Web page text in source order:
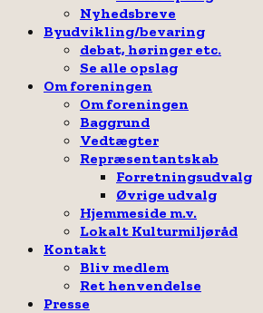
Nyhedsbreve
Byudvikling/bevaring
debat, høringer etc.
Se alle opslag
Om foreningen
Om foreningen
Baggrund
Vedtægter
Repræsentantskab
Forretningsudvalg
Øvrige udvalg
Hjemmeside m.v.
Lokalt Kulturmiljøråd
Kontakt
Bliv medlem
Ret henvendelse
Presse